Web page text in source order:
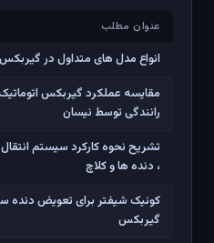
عنوان مطلب
عنوان مطلب
انواع مدل های متداول در
رانندگی توسط نیسان
تشریح نحوه کارکرد سیستم
، دنده ها و کلاچ
کوئیک شیفتر برای تعویض دنده
گیربکس